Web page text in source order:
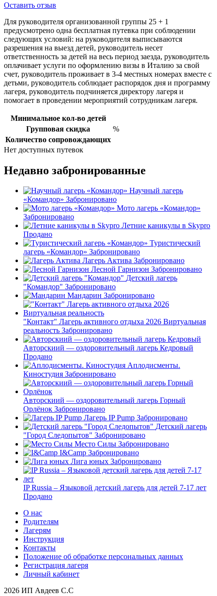
Оставить отзыв
Для руководителя организованной группы 25 + 1
предусмотрено одна бесплатная путевка при соблюдении
следующих условий: на руководителя выписываются
разрешения на выезд детей, руководитель несет
ответственность за детей на весь период заезда, руководитель
оплачивает услуги по оформлению визы в Италию за свой
счет, руководитель проживает в 3-4 местных номерах вместе с
детьми, руководитель соблюдает распорядок дня и программу
лагеря, руководитель подчиняется директору лагеря и
помогает в проведении мероприятий сотрудникам лагеря.
Минимальное кол-во детей
Групповая скидка
%
Количество сопровождающих
Нет доступных путевок
Недавно забронированные
Научный лагерь
«Командор» Забронировано
Мото лагерь «Командор»
Забронировано
Летние каникулы в Skypro
Продано
Туристический
лагерь «Командор» Забронировано
Лагерь Актива Забронировано
Лесной Гарнизон Забронировано
Детский лагерь
"Командор" Забронировано
Мандарин Забронировано
"Контакт" Лагерь активного отдыха 2026 Виртуальная
реальность Забронировано
Авторскиий — оздоровительный лагерь Кедровый
Продано
Аплодисменты.
Киностудия Забронировано
Авторскиий — оздоровительный лагерь Горный
Орлёнок Забронировано
Лагерь IP Pump Забронировано
Детский лагерь
"Город Следопытов" Забронировано
Место Силы Забронировано
I&Camp Забронировано
Лига юных Забронировано
IP Russia – Языковой детский лагерь для детей 7-17 лет
Продано
О нас
Родителям
Лагерям
Инструкция
Контакты
Положение об обработке персональных данных
Регистрация лагеря
Личный кабинет
2026 ИП Авдеев С.С